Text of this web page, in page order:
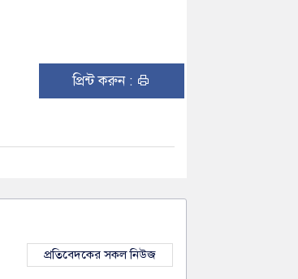
প্রিন্ট করুন :
প্রতিবেদকের সকল নিউজ